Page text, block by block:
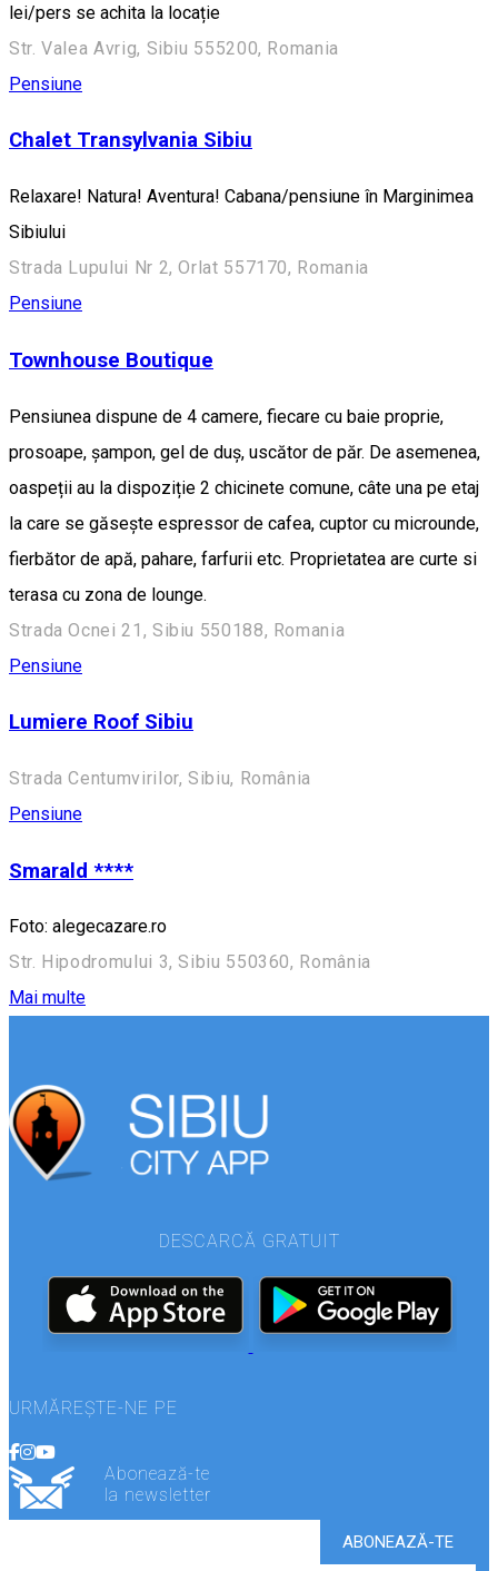
lei/pers se achita la locație
Str. Valea Avrig, Sibiu 555200, Romania
Pensiune
Chalet Transylvania Sibiu
Relaxare! Natura! Aventura! Cabana/pensiune în Marginimea
Sibiului
Strada Lupului Nr 2, Orlat 557170, Romania
Pensiune
Townhouse Boutique
Pensiunea dispune de 4 camere, fiecare cu baie proprie,
prosoape, șampon, gel de duș, uscător de păr. De asemenea,
oaspeții au la dispoziție 2 chicinete comune, câte una pe etaj
la care se găsește espressor de cafea, cuptor cu microunde,
fierbător de apă, pahare, farfurii etc. Proprietatea are curte si
terasa cu zona de lounge.
Strada Ocnei 21, Sibiu 550188, Romania
Pensiune
Lumiere Roof Sibiu
Strada Centumvirilor, Sibiu, România
Pensiune
Smarald ****
Foto: alegecazare.ro
Str. Hipodromului 3, Sibiu 550360, România
Mai multe
DESCARCĂ GRATUIT
URMĂREȘTE-NE PE
Abonează-te
la newsletter